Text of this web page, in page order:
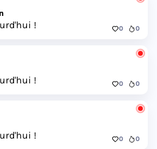
! 0 0
! 0 0
! 0 0